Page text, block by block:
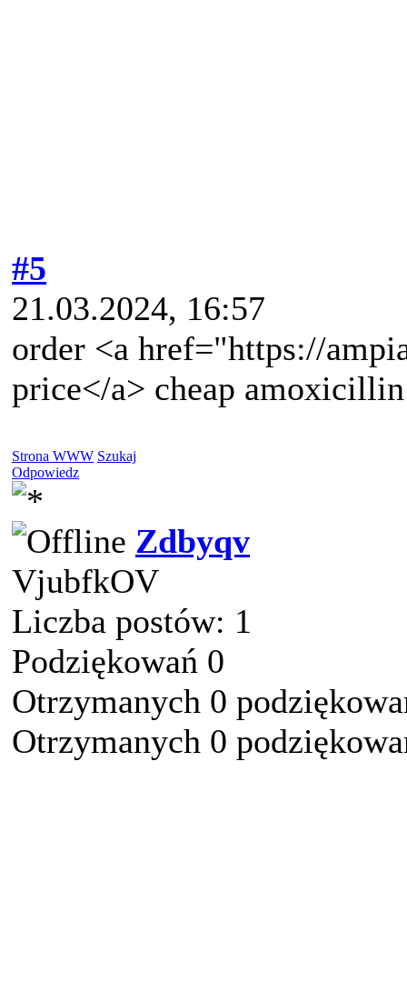
#5
21.03.2024, 16:57
order <a href="https://
price</a> cheap
Strona WWW Szukaj
Odpowiedz
Zdbyqv
VjubfkOV
Liczba postów: 1
Podziękowań 0
Otrzymanych 0
Otrzymanych 0